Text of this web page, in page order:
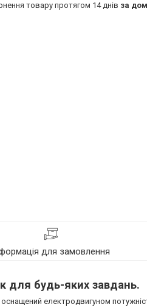
товару протягом 14 днів за
для замовлення
для будь-яких завдань.
оснащений електродвигуном